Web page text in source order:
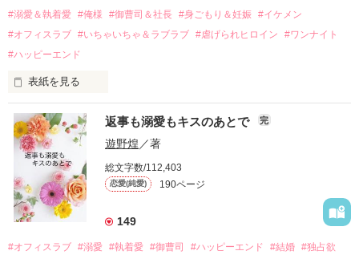
過去の傷から、二度と会いたくないと思っていた哲平に
運命のような再会を果たす。
酔った勢いで一夜を共にしてしまった。
さらに、美桜が初めてだと知った哲平は
『責任をとる、結婚しよう』と真っ直ぐに告げてきた。
戸惑う美桜とは裏腹に、好きという気持ちを隠すことなく
甘やかしてくる。
そんなある日、哲平は美桜がストーカー被害に
遭っていることを知る。
美桜を守るため、哲平は同居を提案してきて――。
夏木美桜(なつきみお)
#溺愛＆執着愛 #俺様 #御曹司＆社長 #身ごもり＆妊娠 #イケメン
#オフィスラブ #いちゃいちゃ＆ラブラブ #虐げられヒロイン
#ワンナイト
#ハッピーエンド
表紙を見る
おかしな噂を流されて前の職場でうまくいかなかった梅田美
桜は、海外で傷心旅行をしていたところ、日本人美青年と出会
い、酒の勢いもあり一夜限りの関係となる。
帰国後、美桜は新しい職場でワンナイトした美青年と再会。
なんと彼の正体は、とある財閥御曹司にも関わらず、一族を離
れて起業した新進気鋭の実業家、社内でも冷徹だと評判な社長
――御影恭司その人だったのだ――！
なぜか恭司から飼い猫の世話係を命じられた美桜は、猫の世
の関係となってしまい――？
返事も溺愛もキスのあとで 完
遊野煌 ／著
総文字数/112,403
恋愛(純愛) 190ページ
149
#オフィスラブ #溺愛 #執着愛 #御曹司 #ハッピーエンド #結婚 #独占欲